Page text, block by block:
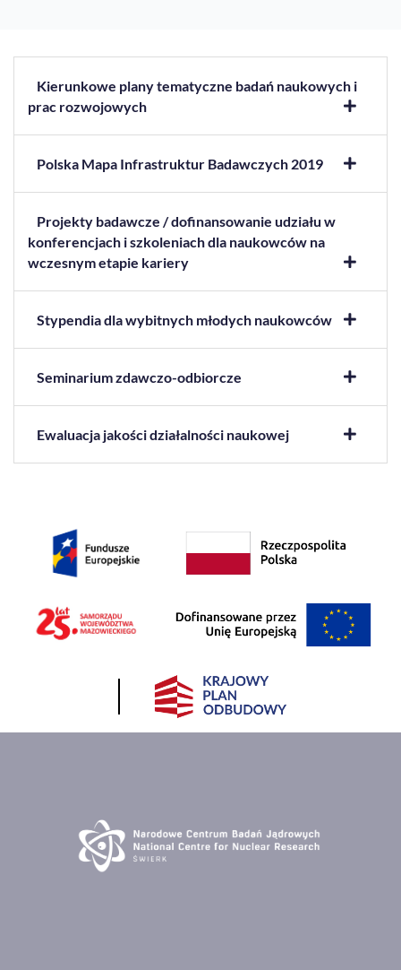
Kierunkowe plany tematyczne badań naukowych i
prac rozwojowych
Polska Mapa Infrastruktur Badawczych 2019
Projekty badawcze / dofinansowanie udziału w
konferencjach i szkoleniach dla naukowców na
wczesnym etapie kariery
Stypendia dla wybitnych młodych naukowców
Seminarium zdawczo-odbiorcze
Ewaluacja jakości działalności naukowej